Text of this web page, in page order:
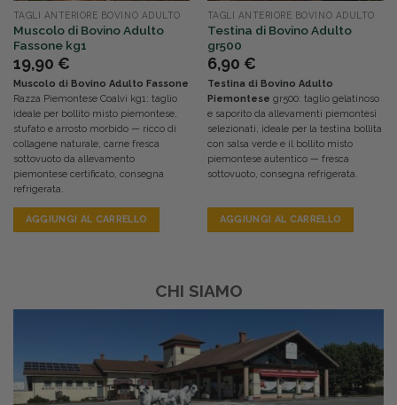
TAGLI ANTERIORE BOVINO ADULTO
Muscolo di Bovino Adulto
Fassone kg1
19,90 €
Muscolo di Bovino Adulto Fassone
Razza Piemontese Coalvi kg1: taglio
ideale per bollito misto piemontese,
stufato e arrosto morbido — ricco di
collagene naturale, carne fresca
sottovuoto da allevamento
piemontese certificato, consegna
refrigerata.
AGGIUNGI AL CARRELLO
TAGLI ANTERIORE BOVINO ADULTO
Testina di Bovino Adulto
gr500
6,90 €
Testina di Bovino Adulto
Piemontese gr500: taglio gelatinoso
e saporito da allevamenti piemontesi
selezionati, ideale per la testina bollita
con salsa verde e il bollito misto
piemontese autentico — fresca
sottovuoto, consegna refrigerata.
AGGIUNGI AL CARRELLO
CHI SIAMO